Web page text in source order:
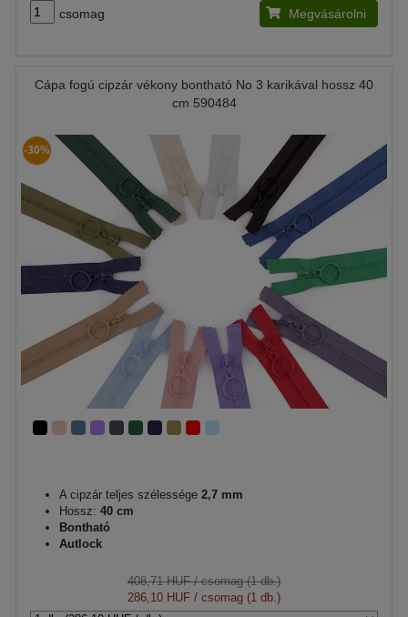
csomag Megvásárolni
Cápa fogú cipzár vékony bontható No 3 karikával hossz 40
cm 590484
-30%
A cipzár teljes szélessége 2,7 mm
Hossz: 40 cm
Bontható
Autlock
408,71 HUF/ csomag (1 db.)
286,10 HUF / csomag (1 db.)